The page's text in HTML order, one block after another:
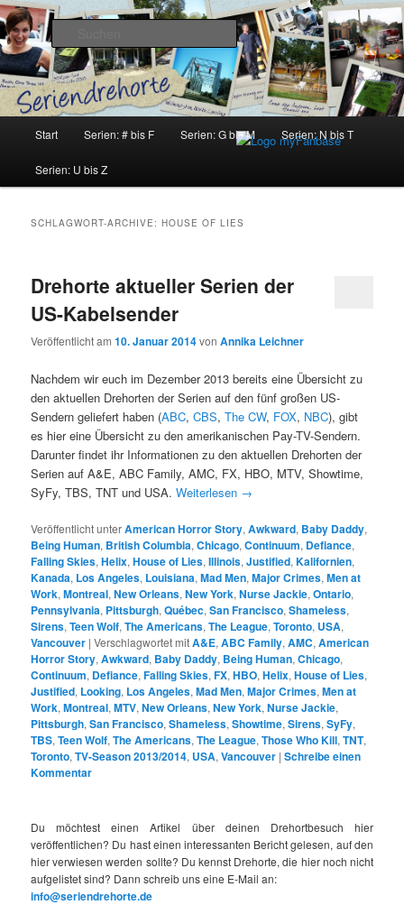
Zum
Inhalt
wechseln
Zum
sekundären
Inhalt
wechselnSeriendrehorte
Suchen
Start Serien: # bis F Serien: G bis M Serien: N bis T
Serien: U bis Z
SCHLAGWORT-ARCHIVE:HOUSE OF LIES
Drehorte aktueller Serien der
US-Kabelsender
Veröffentlicht am10. Januar 2014vonAnnika Leichner
Nachdem wir euch im Dezember 2013 bereits eine Übersicht zu
den aktuellen Drehorten der Serien auf den fünf großen US-
Sendern geliefert haben (ABC,CBS,The CW, FOX, NBC), gibt
es hier eine Übersicht zu den amerikanischen Pay-TV-Sendern.
Darunter findet ihr Informationen zu den aktuellen Drehorten der
Serien auf A&E, ABC Family, AMC, FX, HBO, MTV, Showtime,
SyFy, TBS, TNT und USA.Weiterlesen →
Veröffentlicht unterAmerican Horror Story,Awkward, Baby Daddy,
Being Human, British Columbia,Chicago,Continuum, Defiance,
Falling Skies,Helix,House of Lies,Illinois,Justified,Kalifornien,
Kanada, Los Angeles, Louisiana,Mad Men,Major Crimes,Men at
Work,Montreal,New Orleans,New York,Nurse Jackie,Ontario,
Pennsylvania, Pittsburgh,Québec,San Francisco,Shameless,
Sirens,Teen Wolf,The Americans,The League,Toronto, USA,
Vancouver |Verschlagwortet mitA&E,ABC Family,AMC,American
Horror Story,Awkward, Baby Daddy, Being Human,Chicago,
Continuum, Defiance,Falling Skies,FX,HBO,Helix,House of Lies,
Justified, Looking, Los Angeles,Mad Men,Major Crimes,Men at
Work,Montreal,MTV,New Orleans,New York,Nurse Jackie,
Pittsburgh,San Francisco,Shameless,Showtime,Sirens,SyFy,
TBS,Teen Wolf,The Americans,The League,Those Who Kill,TNT,
Toronto,TV-Season 2013/2014, USA,Vancouver |Schreibe einen
Kommentar
Du möchtest einen Artikel über deinen Drehortbesuch hier
veröffentlichen? Du hast einen interessanten Bericht gelesen, auf den
hier verwiesen werden sollte? Du kennst Drehorte, die hier noch nicht
aufgelistet sind? Dann schreib uns eine E-Mail an:
info@seriendrehorte.de